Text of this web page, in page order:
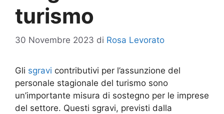
turismo
30 Novembre 2023 di Rosa Levorato
Gli sgravi contributivi per l’assunzione del
personale stagionale del turismo sono
un’importante misura di sostegno per le imprese
del settore. Questi sgravi, previsti dalla